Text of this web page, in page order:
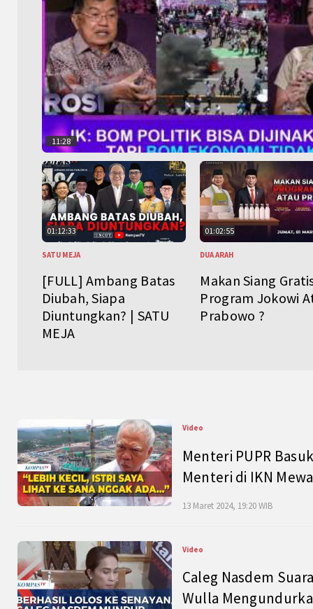
11:28
01:12:33
SATU MEJA
[FULL] Ambang Batas
Diubah, Siapa
Diuntungkan? | SATU
MEJA
01:02:55
DUA ARAH
Makan Siang
Program Jokowi
Prabowo ?
Video
Menteri PUPR
Menteri di IKN
13 Maret 2024, 19:20 WIB
Video
Caleg Nasdem
Wulla